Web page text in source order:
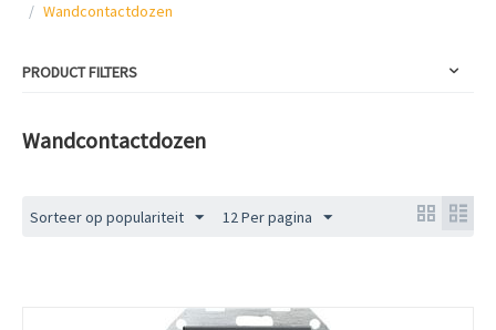
/ Wandcontactdozen
PRODUCT FILTERS
Wandcontactdozen
Sorteer op populariteit 12 Per pagina